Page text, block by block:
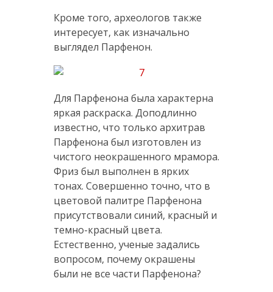
Кроме того, археологов также
интересует, как изначально
выглядел Парфенон.
Для Парфенона была характерна
яркая раскраска. Доподлинно
известно, что только архитрав
Парфенона был изготовлен из
чистого неокрашенного мрамора.
Фриз был выполнен в ярких
тонах. Совершенно точно, что в
цветовой палитре Парфенона
присутствовали синий, красный и
темно-красный цвета.
Естественно, ученые задались
вопросом, почему окрашены
были не все части Парфенона?